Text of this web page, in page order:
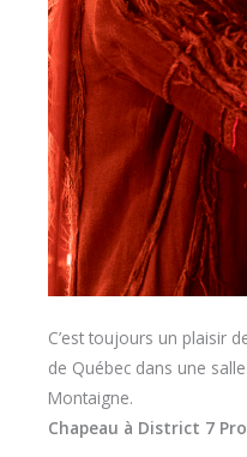
C’est toujours un plaisir
de Québec dans une
Montaigne.
Chapeau à District 7